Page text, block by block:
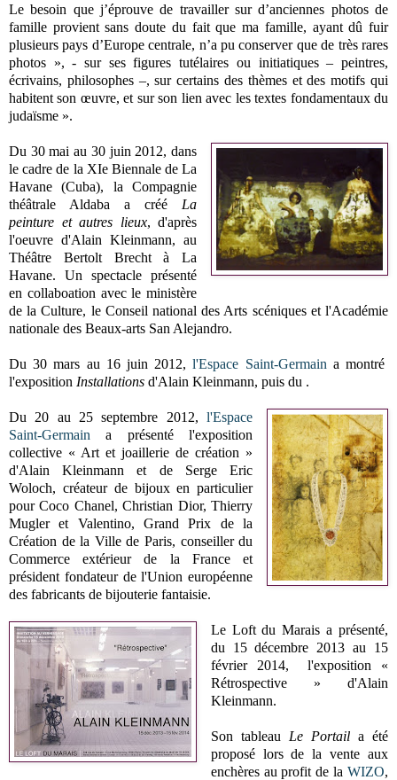
Le besoin que j’éprouve de travailler sur d’anciennes photos de
famille provient sans doute du fait que ma famille, ayant dû fuir
plusieurs pays d’Europe centrale, n’a pu conserver que de très rares
photos », - sur ses figures tutélaires ou initiatiques – peintres,
écrivains, philosophes –, sur certains des thèmes et des motifs qui
habitent son œuvre, et sur son lien avec les textes fondamentaux du
judaïsme ».
Du 30 mai au 30 juin 2012, dans
le cadre de la XIe Biennale de La
Havane (Cuba), la Compagnie
théâtrale Aldaba a créé La
peinture et autres lieux, d'après
l'oeuvre d'Alain Kleinmann, au
Théâtre Bertolt Brecht à La
Havane. Un spectacle présenté
en collaboation avec le ministère
de la Culture, le Conseil national des Arts scéniques et l'Académie
nationale des Beaux-arts San Alejandro.
Du 30 mars au 16 juin 2012,l'Espace Saint-Germain a montré
l'exposition Installations d'Alain Kleinmann, puis du .
Du 20 au 25 septembre 2012,l'Espace
Saint-Germain a présenté l'exposition
collective « Art et joaillerie de création »
d'Alain Kleinmann et de Serge Eric
Woloch, créateur de bijoux en particulier
pour Coco Chanel, Christian Dior, Thierry
Mugler et Valentino, Grand Prix de la
Création de la Ville de Paris, conseiller du
Commerce extérieur de la France et
président fondateur de l'Union européenne
des fabricants de bijouterie fantaisie.
Le Loft du Marais a présenté,
du 15 décembre 2013 au 15
février 2014, l'exposition «
Rétrospective » d'Alain
Kleinmann.
Son tableau Le Portail a été
proposé lors de la vente aux
enchères au profit de la WIZO,